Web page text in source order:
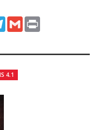
Telegram
Gmail
4.1